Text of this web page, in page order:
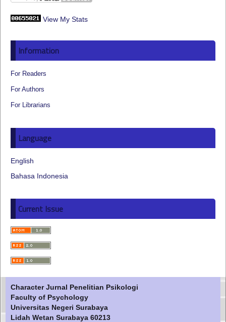
View My Stats
Information
For Readers
For Authors
For Librarians
Language
English
Bahasa Indonesia
Current Issue
Character Jurnal Penelitian Psikologi
Faculty of Psychology
Universitas Negeri Surabaya
Lidah Wetan Surabaya 60213